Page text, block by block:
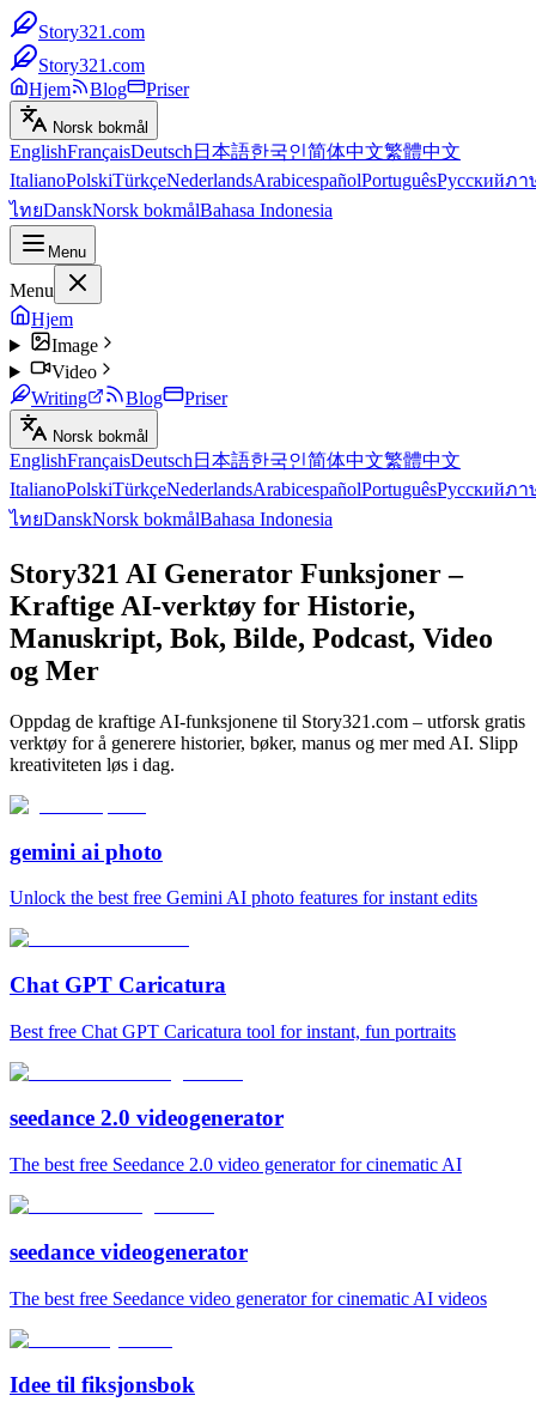
Story321.com
Story321.com
Hjem
Blog Priser
Norsk bokmål
EnglishFrançaisDeutsch 日本語한국인简体中文繁體中文
ItalianoPolskiTürkçeNederlandsArabicespañolPortuguêsРусскийภา
ไทยDanskNorsk bokmålBahasa Indonesia
Menu
Menu
Hjem
Image
Video
Writing
Blog Priser
Norsk bokmål
EnglishFrançaisDeutsch 日本語한국인简体中文繁體中文
ItalianoPolskiTürkçeNederlandsArabicespañolPortuguêsРусскийภา
ไทยDanskNorsk bokmålBahasa Indonesia
Story321 AI Generator Funksjoner –
Kraftige AI-verktøy for Historie,
Manuskript, Bok, Bilde, Podcast, Video
og Mer
Oppdag de kraftige AI-funksjonene til Story321.com – utforsk gratis
verktøy for å generere historier, bøker, manus og mer med AI. Slipp
kreativiteten løs i dag.
gemini ai photo
Unlock the best free Gemini AI photo features for instant edits
Chat GPT Caricatura
Best free Chat GPT Caricatura tool for instant, fun portraits
seedance 2.0 videogenerator
The best free Seedance 2.0 video generator for cinematic AI
seedance videogenerator
The best free Seedance video generator for cinematic AI videos
Idee til fiksjonsbok